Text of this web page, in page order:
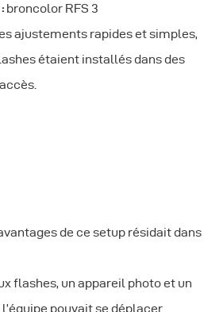
broncolor RFS 3
ajustements rapides et simples,
étaient installés dans des
de ce setup résidait dans
flashes, un appareil photo et un
pouvait se déplacer